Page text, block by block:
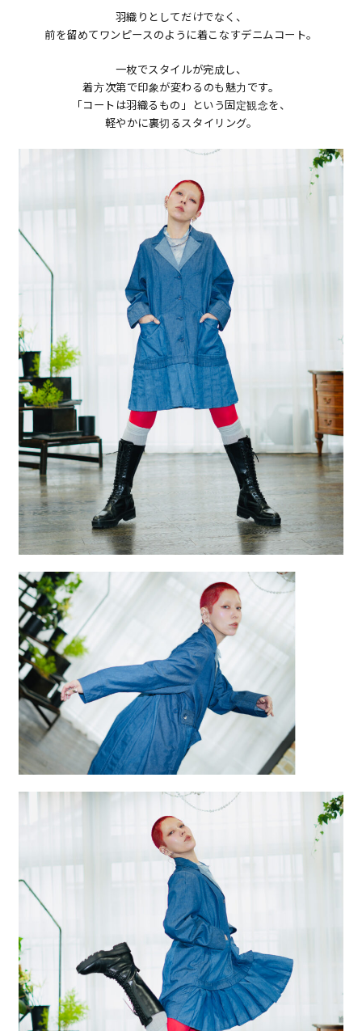
羽織りとしてだけでなく、
前を留めてワンピースのように着こなすデニムコート。
一枚でスタイルが完成し、
着方次第で印象が変わるのも魅力です。
「コートは羽織るもの」という固定観念を、
軽やかに裏切るスタイリング。